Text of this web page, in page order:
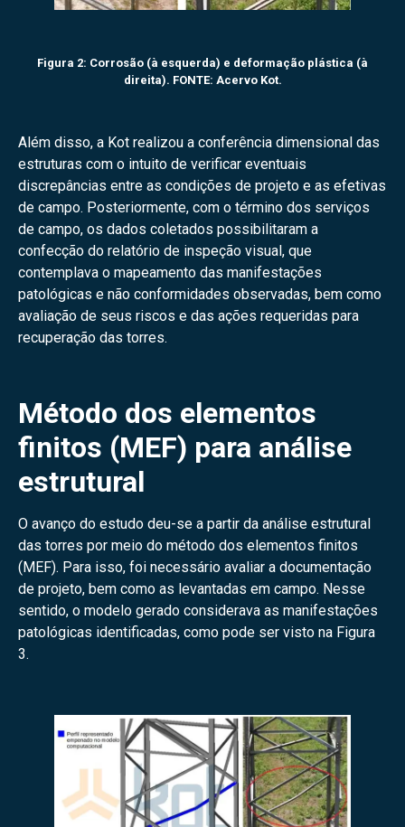
Figura 2: Corrosão (à esquerda) e deformação plástica (à
direita). FONTE: Acervo Kot.
Além disso, a Kot realizou a conferência dimensional das
estruturas com o intuito de verificar eventuais
discrepâncias entre as condições de projeto e as efetivas
de campo. Posteriormente, com o término dos serviços
de campo, os dados coletados possibilitaram a
confecção do relatório de inspeção visual, que
contemplava o mapeamento das manifestações
patológicas e não conformidades observadas, bem como
avaliação de seus riscos e das ações requeridas para
recuperação das torres.
Método dos elementos
finitos (MEF) para análise
estrutural
O avanço do estudo deu-se a partir da análise estrutural
das torres por meio do método dos elementos finitos
(MEF). Para isso, foi necessário avaliar a documentação
de projeto, bem como as levantadas em campo. Nesse
sentido, o modelo gerado considerava as manifestações
patológicas identificadas, como pode ser visto na Figura
3.